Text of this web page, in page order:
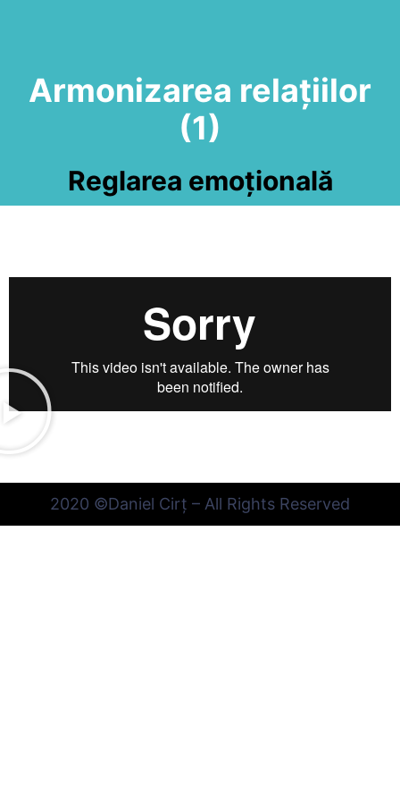
Armonizarea relațiilor
(1)
Reglarea emoțională
2020 ©Daniel Cirț – All Rights Reserved